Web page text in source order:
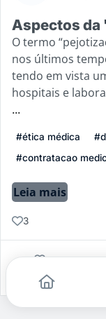
Aspectos da
O termo
nos últimos
tendo em vista
hospitais e
...
#ética médica
#contratacao
Leia mais
3
Gostei